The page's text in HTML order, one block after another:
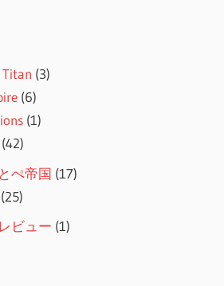
(3)
(6)
(1)
(42)
ぺ帝国 (17)
(25)
ビュー (1)